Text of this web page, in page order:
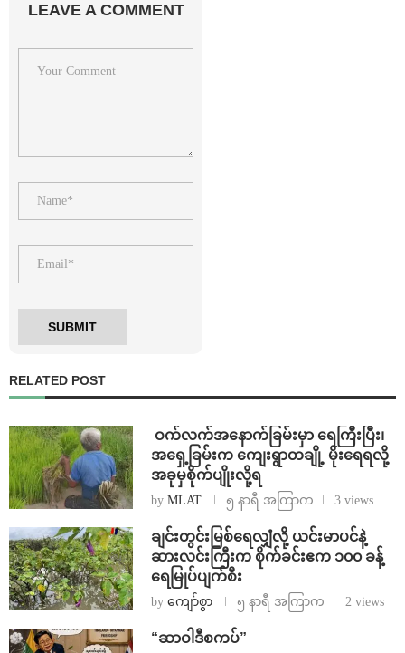
LEAVE A COMMENT
RELATED POST
⁩ ⁨ဝက်လက်အနောက်ခြမ်းမှာ ရေကြီးပြီး၊
အရှေ့ခြမ်းက ကျေးရွာတချို့ မိုးရေရလို့
အခုမှစိုက်ပျိုးလို့ရ
by MLAT ၅ နာရီ အကြာက 3 views
ချင်းတွင်းမြစ်ရေလျှံလို့ ယင်းမာပင်နဲ့
ဆားလင်းကြီးက စိုက်ခင်းဧက ၁၀၀ ခန့်
ရေမြုပ်ပျက်စီး
by ကျော်စွာ ၅ နာရီ အကြာက 2 views
“ဆာဝါဒီစကပ်”